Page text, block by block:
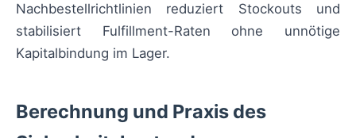
Nachbestellrichtlinien reduziert Stockouts und
stabilisiert Fulfillment-Raten ohne unnötige
Kapitalbindung im Lager.
Berechnung und Praxis des